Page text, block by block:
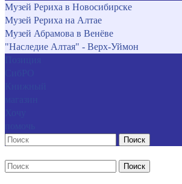
Музей Рериха в Новосибирске
Музей Рериха на Алтае
Музей Абрамова в Венёве
"Наследие Алтая" - Верх-Уймон
Поиск
Поиск